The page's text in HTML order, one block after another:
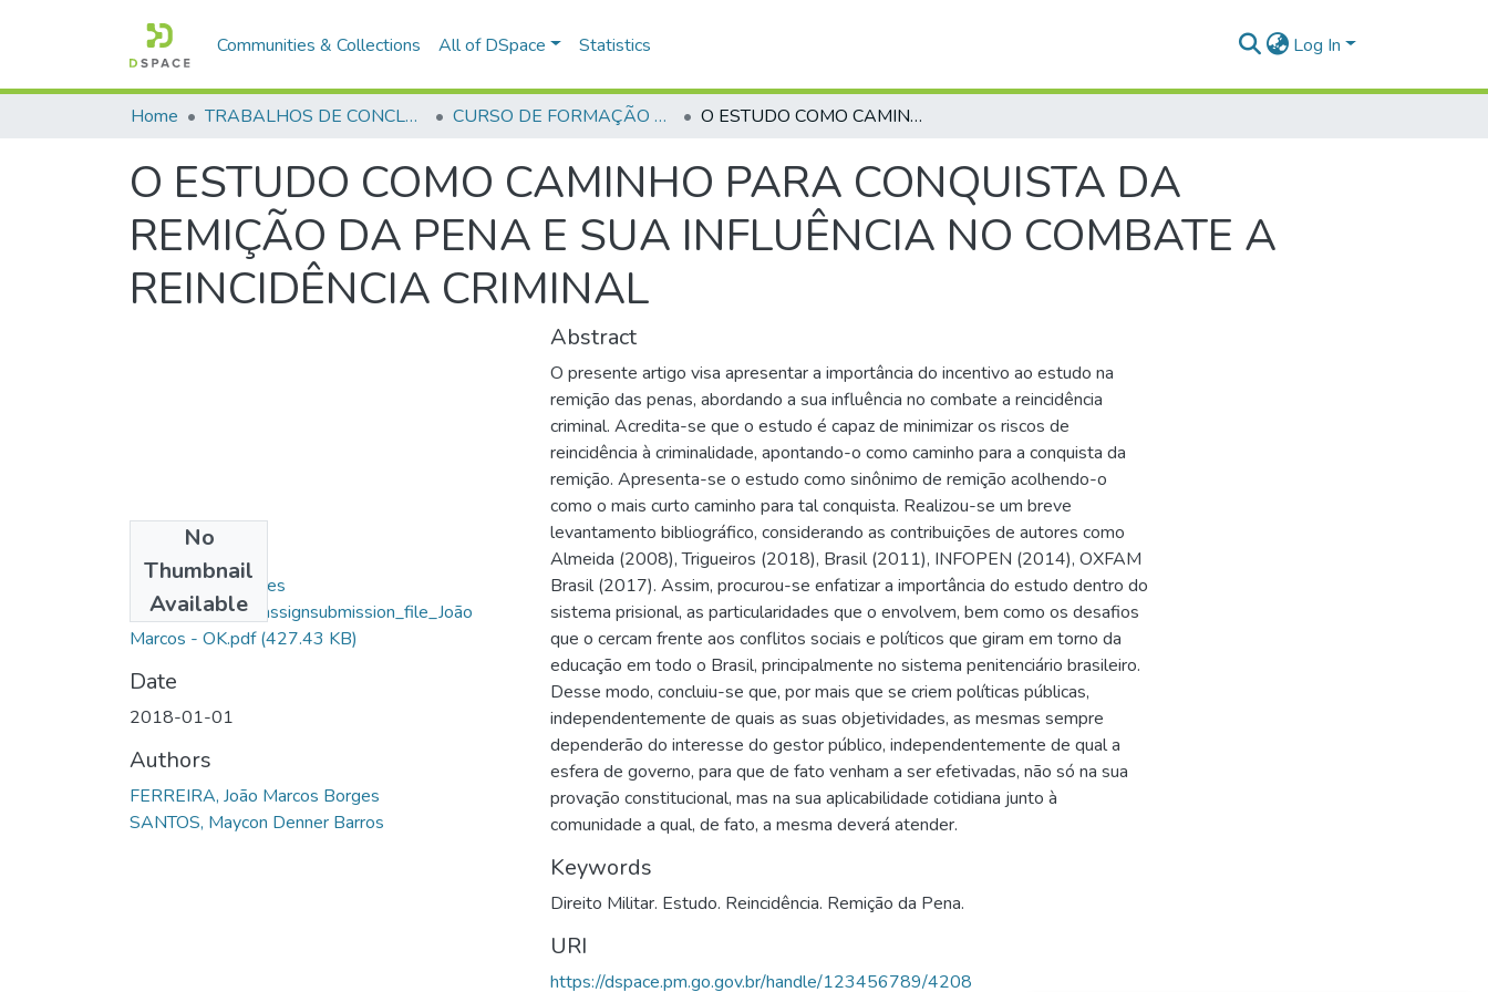
Communities & Collections All of DSpace Statistics Log In
Home TRABALHOS DE CONCLUSÃO DE CURSO - CFP (CURSO DE FORMAÇÃO DE PRAÇAS) CURSO DE FORMAÇÃO DE PRAÇAS - CFP - 2018 O ESTUDO COMO CAMINHO PARA CONQUISTA DA REMIÇÃO DA PENA E SUA INFLUÊNCIA NO COMBATE A REINCIDÊNCIA CRIMINAL
O ESTUDO COMO CAMINHO PARA CONQUISTA DA
REMIÇÃO DA PENA E SUA INFLUÊNCIA NO COMBATE A
REINCIDÊNCIA CRIMINAL
No
Thumbnail
Available
João Marcos Borges
Ferreira_13951_assignsubmission_file_João
Marcos - OK.pdf(427.43 KB)
Date
2018-01-01
Authors
FERREIRA, João Marcos Borges
SANTOS, Maycon Denner Barros
Abstract
O presente artigo visa apresentar a importância do incentivo ao estudo na
remição das penas, abordando a sua influência no combate a reincidência
criminal. Acredita-se que o estudo é capaz de minimizar os riscos de
reincidência à criminalidade, apontando-o como caminho para a conquista da
remição. Apresenta-se o estudo como sinônimo de remição acolhendo-o
como o mais curto caminho para tal conquista. Realizou-se um breve
levantamento bibliográfico, considerando as contribuições de autores como
Almeida (2008), Trigueiros (2018), Brasil (2011), INFOPEN (2014), OXFAM
Brasil (2017). Assim, procurou-se enfatizar a importância do estudo dentro do
sistema prisional, as particularidades que o envolvem, bem como os desafios
que o cercam frente aos conflitos sociais e políticos que giram em torno da
educação em todo o Brasil, principalmente no sistema penitenciário brasileiro.
Desse modo, concluiu-se que, por mais que se criem políticas públicas,
independentemente de quais as suas objetividades, as mesmas sempre
dependerão do interesse do gestor público, independentemente de qual a
esfera de governo, para que de fato venham a ser efetivadas, não só na sua
provação constitucional, mas na sua aplicabilidade cotidiana junto à
comunidade a qual, de fato, a mesma deverá atender.
Keywords
Direito Militar. Estudo. Reincidência. Remição da Pena.
URI
https://dspace.pm.go.gov.br/handle/123456789/4208